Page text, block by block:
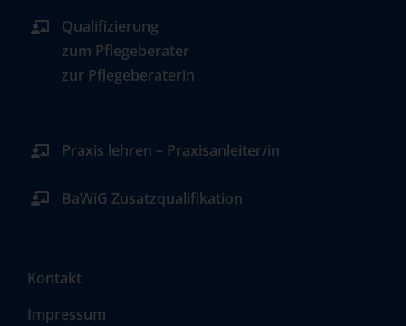
Qualifizierung
zum Pflegeberater
zur Pflegeberaterin
Praxis lehren – Praxisanleiter/in
BaWiG Zusatzqualifikation
Kontakt
Impressum